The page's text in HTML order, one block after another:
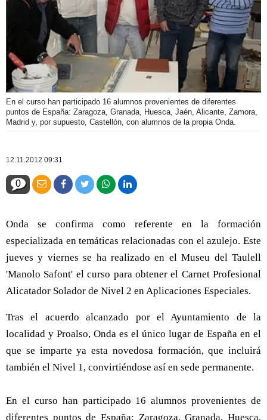
En el curso han participado 16 alumnos provenientes de diferentes
puntos de España: Zaragoza, Granada, Huesca, Jaén, Alicante, Zamora,
Madrid y, por supuesto, Castellón, con alumnos de la propia Onda.
12.11.2012 09:31
0
Onda se confirma como referente en la formación
especializada en temáticas relacionadas con el azulejo. Este
jueves y viernes se ha realizado en el Museu del Taulell
'Manolo Safont' el curso para obtener el Carnet Profesional
Alicatador Solador de Nivel 2 en Aplicaciones Especiales.
Tras el acuerdo alcanzado por el Ayuntamiento de la
localidad y Proalso, Onda es el único lugar de España en el
que se imparte ya esta novedosa formación, que incluirá
también el Nivel 1, convirtiéndose así en sede permanente.
En el curso han participado 16 alumnos provenientes de
diferentes puntos de España: Zaragoza, Granada, Huesca,